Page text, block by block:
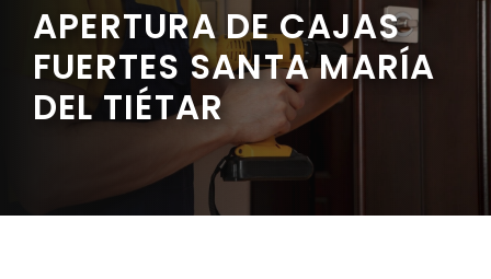
APERTURA DE CAJAS
FUERTES SANTA MARÍA
DEL TIÉTAR